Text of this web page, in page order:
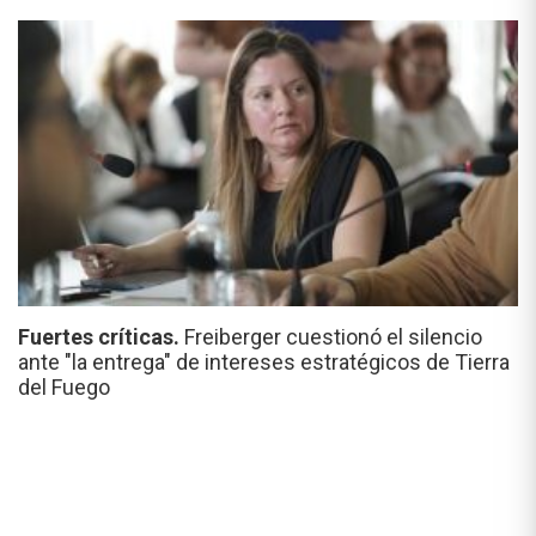
Fuertes críticas. Freiberger cuestionó el silencio
ante "la entrega" de intereses estratégicos de Tierra
del Fuego